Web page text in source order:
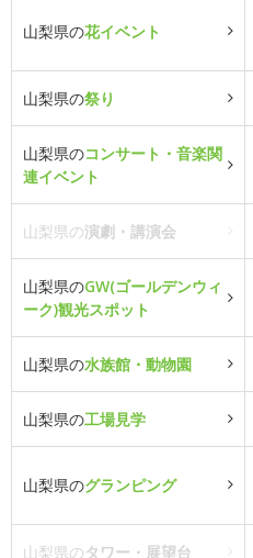
山梨県の花イベント
山梨県の祭り
山梨県のコンサート・音楽関
連イベント
山梨県の演劇・講演会
山梨県のGW(ゴールデンウィ
ーク)観光スポット
山梨県の水族館・動物園
山梨県の工場見学
山梨県のグランピング
山梨県のタワー・展望台